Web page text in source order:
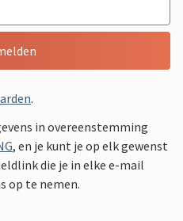
.
in overeenstemming
, en je kunt je op elk gewenst
die je in elke e-mail
op te nemen.